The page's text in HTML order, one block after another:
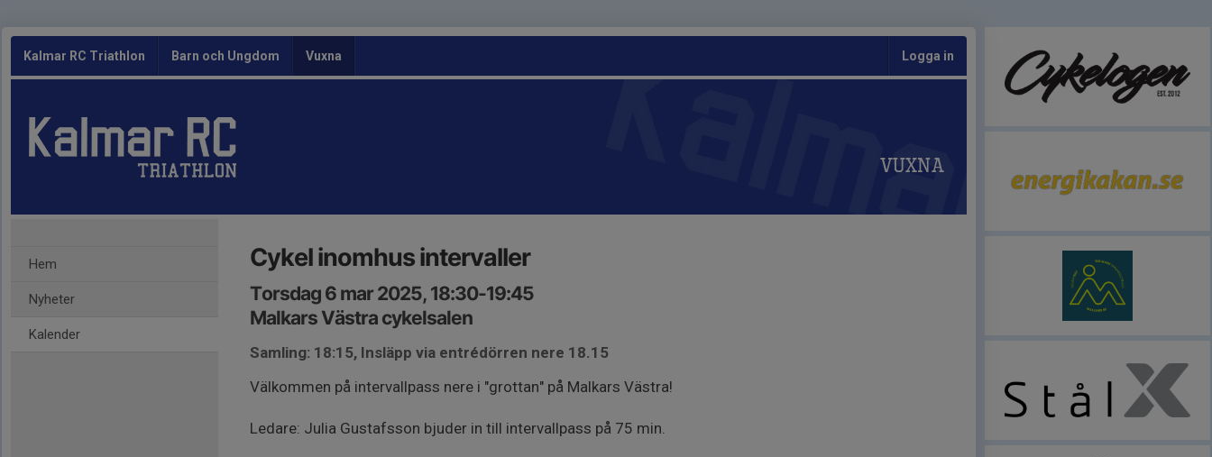
Kalmar RC Triathlon Barn och Ungdom Vuxna Logga in
Vuxna
Hem
Nyheter
Kalender
Cykel inomhus intervaller
Torsdag 6 mar 2025, 18:30-19:45
Malkars Västra cykelsalen
Samling: 18:15, Insläpp via entrédörren nere 18.15
Välkommen på intervallpass nere i "grottan" på Malkars Västra!
Ledare: Julia Gustafsson bjuder in till intervallpass på 75 min.